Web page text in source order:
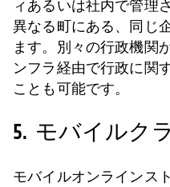
ィあるいは社内で管理
異なる町にある、同じ
ます。別々の行政機関
ンフラ経由で行政に関
ことも可能です。
5. モバイルク
モバイルオンラインス